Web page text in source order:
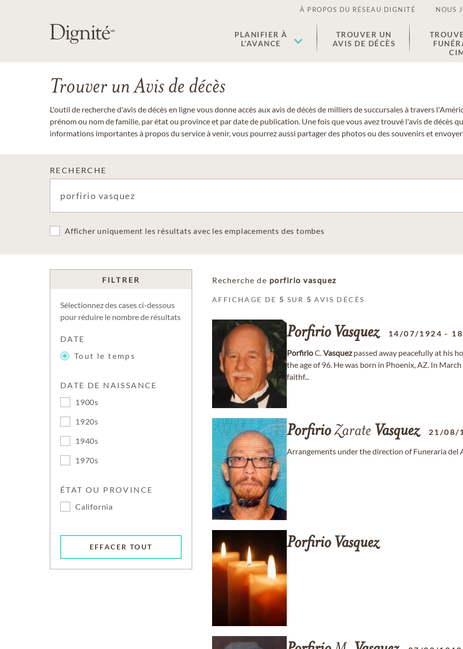
À PROPOS DU RÉSEAU DIGNITÉ NOUS
PLANIFIER À
L’AVANCE
TROUVER UN
AVIS DE DÉCÈS
Trouver un Avis de décès
L'outil de recherche d'avis de décès en ligne vous donne accès aux avis de décès de milliers de succursales à travers
prénom ou nom de famille, par état ou province et par date de publication. Une fois que vous avez trouvé l'avis de décès
informations importantes à propos du service à venir, vous pourrez aussi partager des photos ou des souvenirs et
RECHERCHE
Afficher uniquement les résultats avec les emplacements des tombes
FILTRER
Sélectionnez des cases ci-dessous
pour réduire le nombre de résultats
DATE
Tout le temps
DATE DE NAISSANCE
1900s
1920s
1940s
1970s
ÉTAT OU PROVINCE
California
EFFACER TOUT
Recherche de porfirio vasquez
AFFICHAGE DE 5 SUR 5 AVIS DÉCÈS
Porfirio Vasquez 14/07/1924 -
PorfirioC.Vasquezpassed away peacefully at his
the age of 96. He was born in Phoenix, AZ. In
faithf...
PorfirioZarate Vasquez 21/08/
Arrangements under the direction of Funeraria del
Porfirio Vasquez